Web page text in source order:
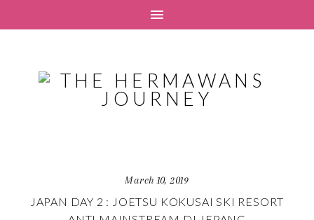
March 10, 2019
JAPAN DAY 2 : JOETSU KOKUSAI SKI RESORT